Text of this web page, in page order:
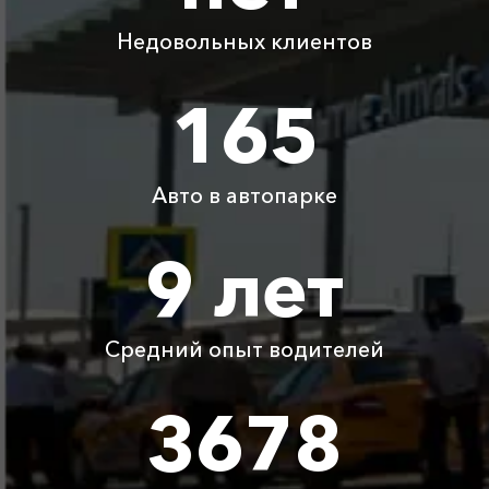
Абрау-Дюрсо ⇆
1865 ₽ 3730 ₽ 5595 ₽
540 ₽ 1080 ₽ 1620 ₽
Абрау-Дюрсо ⇆
Благовещенская
Абрау-Дюрсо ⇆
2305 ₽ 4610 ₽
Детское
Бесплатно Бесплатно
Бесплатно Бесплатно Бесплатно
Недовольных клиентов
165
Авто в автопарке
9 лет
Средний опыт водителей
3678